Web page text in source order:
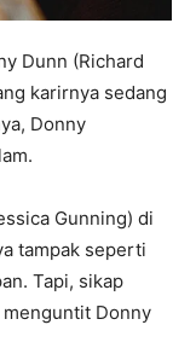
Dunn (Richard
karirnya sedang
Donny
Gunning) di
tampak seperti
Tapi, sikap
Donny